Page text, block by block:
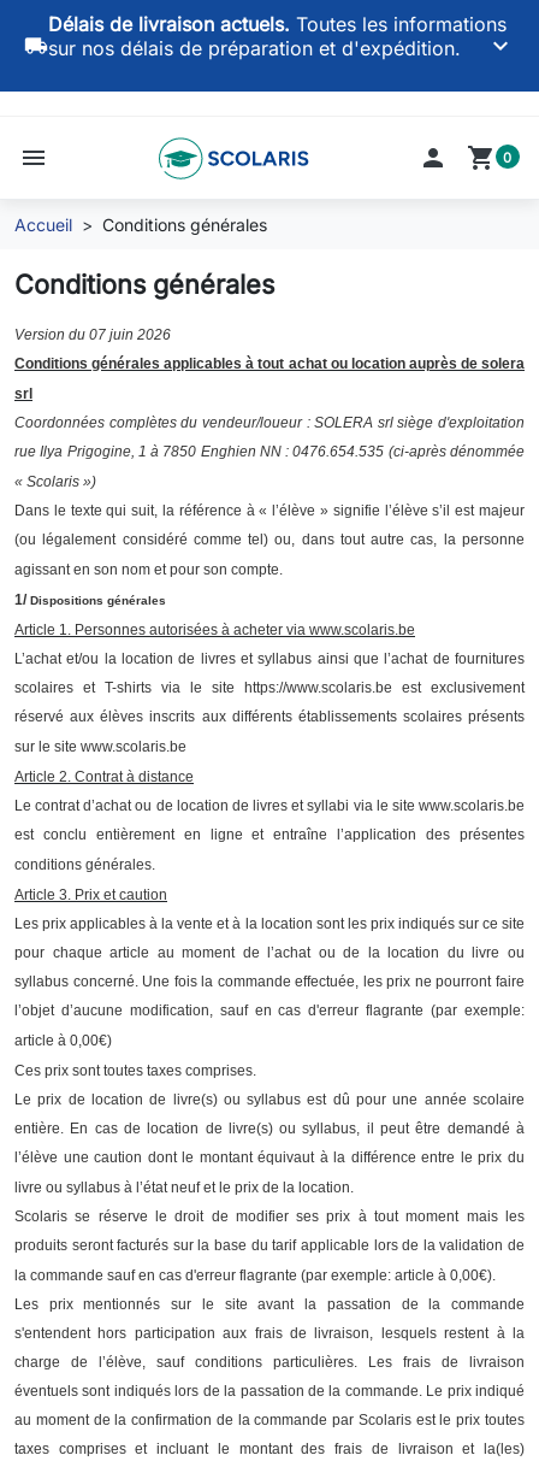
local_shipping
Délais de livraison actuels. Toutes les informations
sur nos délais de préparation et d'expédition.
keyboard_arrow_down
menu  shopping_cart 0
Accueil Conditions générales
Conditions générales
Version du 07 juin 2026
Conditions générales applicables à tout achat ou location auprès de solera
srl
Coordonnées complètes du vendeur/loueur : SOLERA srl siège d'exploitation
rue Ilya Prigogine, 1 à 7850 Enghien NN : 0476.654.535 (ci-après dénommée
« Scolaris »)
Dans le texte qui suit, la référence à « l’élève » signifie l’élève s’il est majeur
(ou légalement considéré comme tel) ou, dans tout autre cas, la personne
agissant en son nom et pour son compte.
1/Dispositions générales
Article 1. Personnes autorisées à acheter via www.scolaris.be
L’achat et/ou la location de livres etsyllabus ainsi que l’achat de fournitures
scolaires et T-shirts via le site https://www.scolaris.be est exclusivement
réservé aux élèves inscrits aux différents établissements scolaires présents
sur le site www.scolaris.be
Article 2. Contrat à distance
Le contrat d’achat ou de location de livres et syllabi via le site www.scolaris.be
est conclu entièrement en ligne et entraîne l’application des présentes
conditions générales.
Article 3. Prix et caution
Les prix applicables à la vente et à la location sont les prix indiqués sur ce site
pour chaque article au moment de l’achat ou de la location du livre ou
syllabus concerné. Une fois la commande effectuée, les prix ne pourront faire
l’objet d’aucune modification, sauf en cas d'erreur flagrante (par exemple:
article à 0,00€)
Ces prix sont toutes taxes comprises.
Le prix de location de livre(s) ou syllabus est dû pour une année scolaire
entière. En cas de location de livre(s) ou syllabus, il peut être demandé à
l’élève une caution dont le montant équivaut à la différence entre le prix du
livre ou syllabus à l’état neuf et le prix de la location.
Scolaris se réserve le droit de modifier ses prix à tout moment mais les
produits seront facturés sur la base du tarif applicable lors de la validation de
la commande sauf en cas d'erreur flagrante (par exemple: article à 0,00€).
Les prixmentionnés sur le site avant la passation de la commande
s'entendent hors participation aux frais de livraison, lesquels restent à la
charge de l’élève, sauf conditions particulières. Les frais de livraison
éventuels sont indiqués lors de la passation de la commande. Le prix indiqué
au moment de la confirmation de la commande par Scolaris est le prix toutes
taxes comprises et incluant le montant des frais de livraison et la(les)